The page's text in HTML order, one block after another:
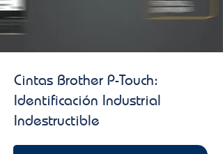
Cintas Brother P-Touch:
Identificación Industrial
Indestructible